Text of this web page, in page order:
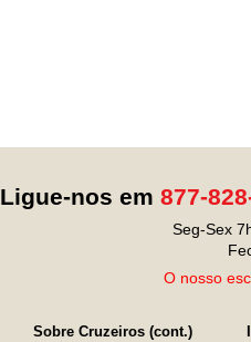
Ligue-nos em 877-
Seg-Sex
O nosso
Sobre Cruzeiros (cont.)